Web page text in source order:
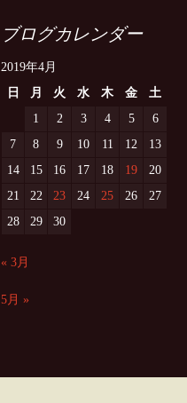
ブログカレンダー
2019年4月
日
月 火 水 木 金
土
1
2 3 4 5
6
7
8 9 10 11 12
13
14
15 16 17 18 19
20
21
22 23 24 25 26
27
28
29 30
« 3月
5月 »